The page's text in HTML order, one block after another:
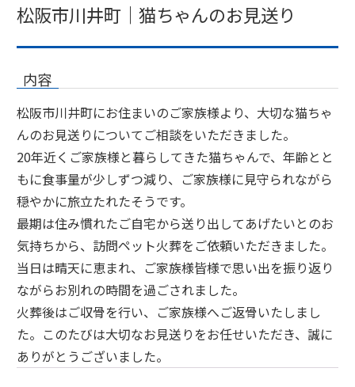
松阪市川井町｜猫ちゃんのお見送り
内容
松阪市川井町にお住まいのご家族様より、大切な猫ちゃ
んのお見送りについてご相談をいただきました。
20年近くご家族様と暮らしてきた猫ちゃんで、年齢とと
もに食事量が少しずつ減り、ご家族様に見守られながら
穏やかに旅立たれたそうです。
最期は住み慣れたご自宅から送り出してあげたいとのお
気持ちから、訪問ペット火葬をご依頼いただきました。
当日は晴天に恵まれ、ご家族様皆様で思い出を振り返り
ながらお別れの時間を過ごされました。
火葬後はご収骨を行い、ご家族様へご返骨いたしまし
た。このたびは大切なお見送りをお任せいただき、誠に
ありがとうございました。